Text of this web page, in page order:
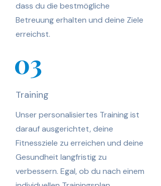
dass du die bestmögliche
Betreuung erhalten und deine Ziele
erreichst.
03
Training
Unser personalisiertes Training ist
darauf ausgerichtet, deine
Fitnessziele zu erreichen und deine
Gesundheit langfristig zu
verbessern. Egal, ob du nach einem